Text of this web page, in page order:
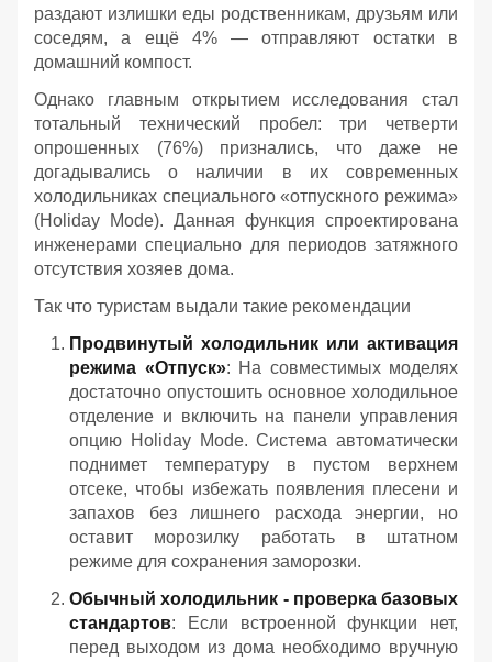
раздают излишки еды родственникам, друзьям или
соседям, а ещё 4% — отправляют остатки в
домашний компост.
Однако главным открытием исследования стал
тотальный технический пробел: три четверти
опрошенных (76%) признались, что даже не
догадывались о наличии в их современных
холодильниках специального «отпускного режима»
(Holiday Mode). Данная функция спроектирована
инженерами специально для периодов затяжного
отсутствия хозяев дома.
Так что туристам выдали такие рекомендации
Продвинутый холодильник или активация
режима «Отпуск»: На совместимых моделях
достаточно опустошить основное холодильное
отделение и включить на панели управления
опцию Holiday Mode. Система автоматически
поднимет температуру в пустом верхнем
отсеке, чтобы избежать появления плесени и
запахов без лишнего расхода энергии, но
оставит морозилку работать в штатном
режиме для сохранения заморозки.
Обычный холодильник - проверка базовых
стандартов: Если встроенной функции нет,
перед выходом из дома необходимо вручную